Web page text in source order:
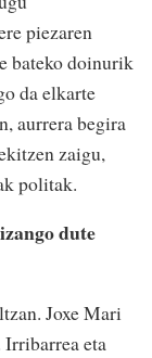
piezaren
bateko doinurik
da elkarte
aurrera begira
zaigu,
politak.
dute
Joxe Mari
eta